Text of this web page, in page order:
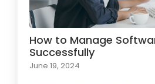
How to Manage
Successfully
June 19, 2024